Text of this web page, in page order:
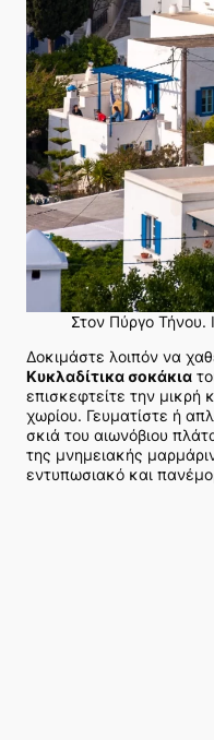
Στον Πύργο Τήνου.
Δοκιμάστε λοιπόν να
Κυκλαδίτικα σοκάκια
επισκεφτείτε την μικρή
χωρίου. Γευματίστε ή
σκιά του αιωνόβιου
της μνημειακής
εντυπωσιακό και